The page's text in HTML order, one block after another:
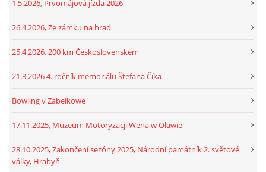
1.5.2026, Prvomájová jízda 2026
26.4.2026, Ze zámku na hrad
25.4.2026, 200 km Československem
21.3.2026 4. ročník memoriálu Štefana Číka
Bowling v Zabelkowe
17.11.2025, Muzeum Motoryzacji Wena w Oławie
28.10.2025, Zakončení sezóny 2025, Národní památník 2. světové
války, Hrabyň